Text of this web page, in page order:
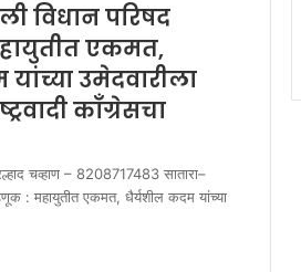
विधान परिषद
एकमत,
उमेदवारीला
काँग्रेसचा
चव्हाण – 8208717483 सातारा–
: महायुतीत एकमत, धैर्यशील कदम यांच्या